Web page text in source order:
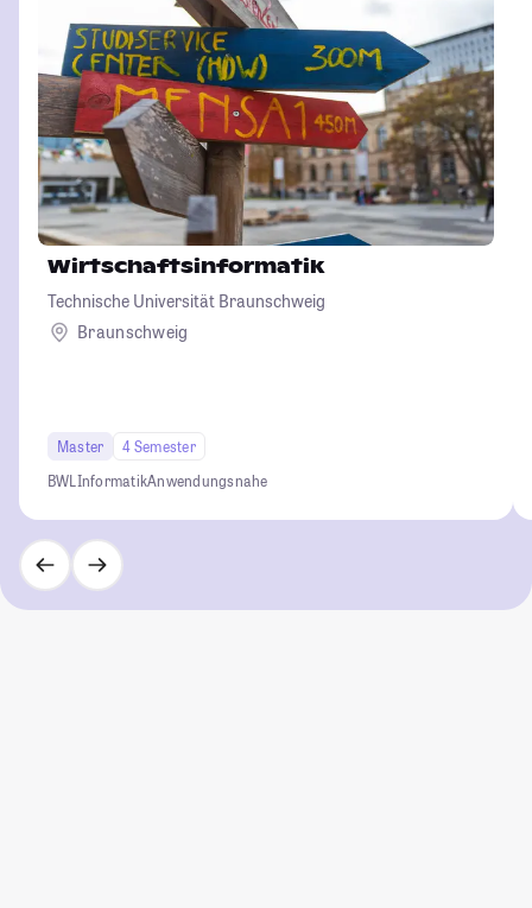
Wirtschaftsinformatik
Technische Universität Braunschweig
Braunschweig
Master
4 Semester
BWL InformatikAnwendungsnahe